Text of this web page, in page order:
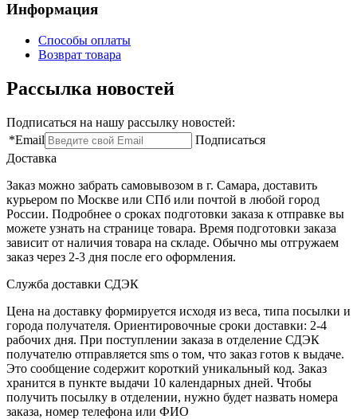
Информация
Способы оплаты
Возврат товара
Рассылка новостей
Подписаться на нашу рассылку новостей:
*Email
Подписаться
Доставка
Заказ можно забрать самовывозом в г. Самара, доставить
курьером по Москве или СПб или почтой в любой город
России. Подробнее о сроках подготовки заказа к отправке вы
можете узнать на странице товара. Время подготовки заказа
зависит от наличия товара на складе. Обычно мы отгружаем
заказ через 2-3 дня после его оформления.
Служба доставки СДЭК
Цена на доставку формируется исходя из веса, типа посылки и
города получателя. Ориентировочные сроки доставки: 2-4
рабочих дня. При поступлении заказа в отделение СДЭК
получателю отправляется sms о том, что заказ готов к выдаче.
Это сообщение содержит короткий уникальный код. Заказ
хранится в пункте выдачи 10 календарных дней. Чтобы
получить посылку в отделении, нужно будет назвать номера
заказа, номер телефона или ФИО